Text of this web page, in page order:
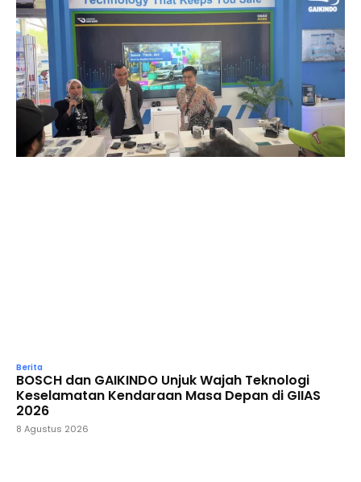
Berita
BOSCH dan GAIKINDO Unjuk Wajah Teknologi
Keselamatan Kendaraan Masa Depan di GIIAS
2026
8 Agustus 2026